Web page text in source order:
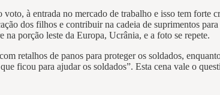
à entrada no mercado de trabalho e isso tem forte
dos filhos e contribuir na cadeia de suprimentos
na porção leste da Europa, Ucrânia, e a foto se repete.
retalhos de panos para proteger os soldados,
ficou para ajudar os soldados”. Esta cena vale o